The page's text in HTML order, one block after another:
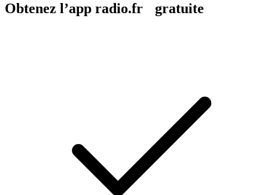
Obtenez l’app radio.fr gratuite